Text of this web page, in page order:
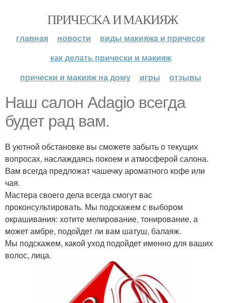
ПРИЧЕСКА И МАКИЯЖ
главная новости
виды макияжа и причесок
как делать прически и макияж
прически и макияж на дому
игры отзывы
Наш салон Adagio всегда
будет рад вам.
В уютной обстановке вы сможете забыть о текущих
вопросах, наслаждаясь покоем и атмосферой салона.
Вам всегда предложат чашечку ароматного кофе или
чая.
Мастера своего дела всегда смогут вас
проконсультировать. Мы подскажем с выбором
окрашивания: хотите мелирование, тонирование, а
может амбре, подойдет ли вам шатуш, балаяж.
Мы подскажем, какой уход подойдет именно для ваших
волос, лица.